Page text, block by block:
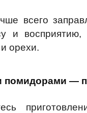
всего
и восприятию,
орехи.
помидорами —